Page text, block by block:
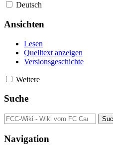
Deutsch
Ansichten
Lesen
Quelltext anzeigen
Versionsgeschichte
Weitere
Suche
Navigation